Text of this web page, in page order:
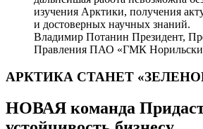
изучения Арктики, получения
и достоверных научных знаний.
Владимир Потанин Президент,
Правления ПАО «ГМК
АРКТИКА СТАНЕТ
НОВАЯ команда